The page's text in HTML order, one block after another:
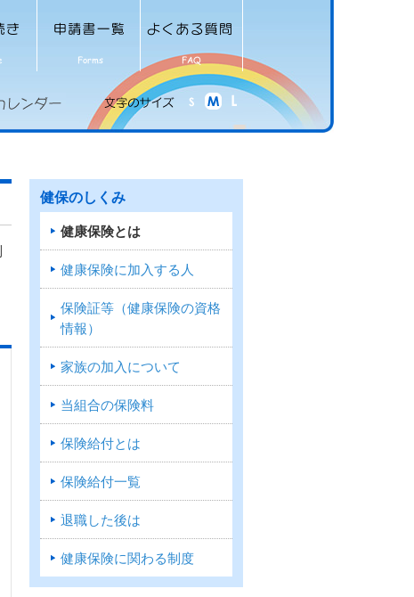
健保のしくみ
健康保険とは
健康保険に加入する人
保険証等（健康保険の資格
情報）
家族の加入について
当組合の保険料
保険給付とは
保険給付一覧
退職した後は
健康保険に関わる制度